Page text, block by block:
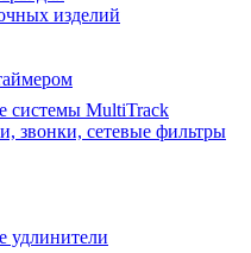
изделий
MultiTrack
звонки, сетевые фильтры
удлинители